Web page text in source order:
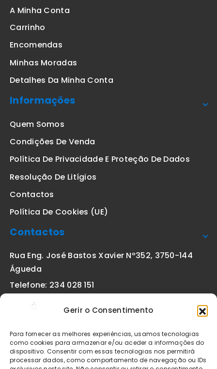
Gerir o Consentimento
Para fornecer as melhores experiências, usamos tecnologias
como cookies para armazenar e/ou aceder a informações do
dispositivo. Consentir com essas tecnologias nos permitirá
processar dados, como comportamento de navegação ou IDs
A Minha Conta
Carrinho
Encomendas
Minhas Moradas
Detalhes Da Minha Conta
Informações
Quem Somos
Condições De Venda
Política De Privacidade E Proteção De Dados
Resolução De Litígios
Contactos
Política De Cookies (UE)
Contactos
Rua Eng. José Bastos Xavier Nº352, 3750-144
Águeda
Telefone: 234 028 151
geral@etiquetas-online.pt
Os preços indicados incluem IVA à taxa legal em vigor. Todos